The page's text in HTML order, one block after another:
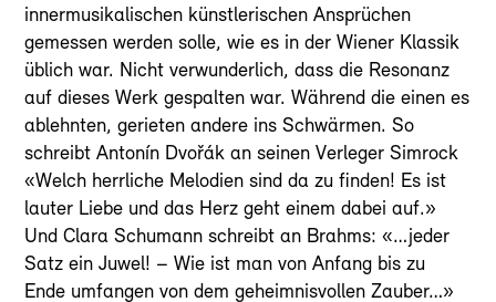
innermusikalischen künstlerischen Ansprüchen
gemessen werden solle, wie es in der Wiener Klassik
üblich war. Nicht verwunderlich, dass die Resonanz
auf dieses Werk gespalten war. Während die einen es
ablehnten, gerieten andere ins Schwärmen. So
schreibt Antonín Dvořák an seinen Verleger Simrock
«Welch herrliche Melodien sind da zu finden! Es ist
lauter Liebe und das Herz geht einem dabei auf.»
Und Clara Schumann schreibt an Brahms: «…jeder
Satz ein Juwel! – Wie ist man von Anfang bis zu
Ende umfangen von dem geheimnisvollen Zauber…»